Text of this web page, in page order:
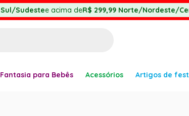
Sul/Sudestee acima deR$ 299,99 Norte/Nordeste/
Fantasia para Bebês Acessórios Artigos de